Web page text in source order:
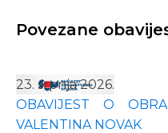
Povezane
23. srpnja 2026.
OBAVIJEST O
VALENTINA NOVAK